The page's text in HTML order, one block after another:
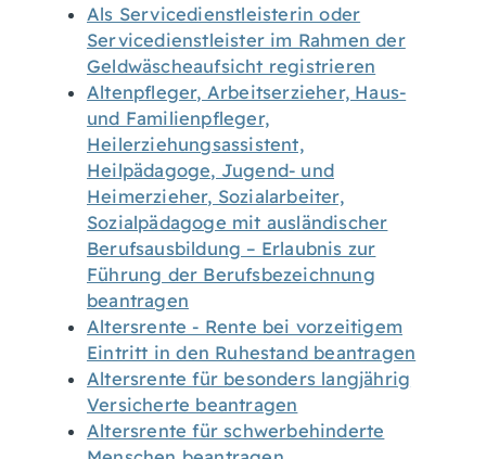
Als Servicedienstleisterin oder
Servicedienstleister im Rahmen der
Geldwäscheaufsicht registrieren
Altenpfleger, Arbeitserzieher, Haus-
und Familienpfleger,
Heilerziehungsassistent,
Heilpädagoge, Jugend- und
Heimerzieher, Sozialarbeiter,
Sozialpädagoge mit ausländischer
Berufsausbildung – Erlaubnis zur
Führung der Berufsbezeichnung
beantragen
Altersrente - Rente bei vorzeitigem
Eintritt in den Ruhestand beantragen
Altersrente für besonders langjährig
Versicherte beantragen
Altersrente für schwerbehinderte